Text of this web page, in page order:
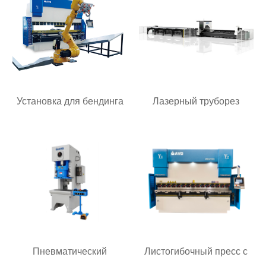
Установка для бендинга Лазерный труборез
Пневматический
Листогибочный пресс с